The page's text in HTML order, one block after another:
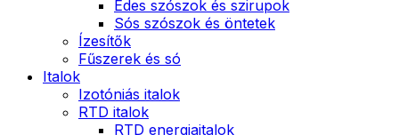
Édes szószok és szirupok
Sós szószok és öntetek
Ízesítők
Fűszerek és só
Italok
Izotóniás italok
RTD italok
RTD energiaitalok